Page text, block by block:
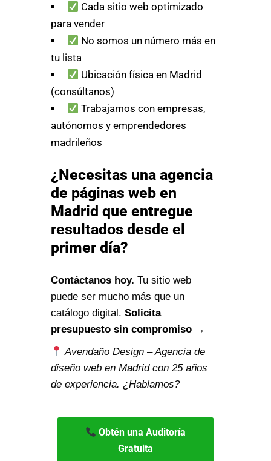
Cada sitio web optimizado
para vender
No somos un número más en
tu lista
Ubicación física en Madrid
(consúltanos)
Trabajamos con empresas,
autónomos y emprendedores
madrileños
¿Necesitas una agencia
de páginas web en
Madrid que entregue
resultados desde el
primer día?
Contáctanos hoy. Tu sitio web
puede ser mucho más que un
catálogo digital. Solicita
presupuesto sin compromiso →
Avendaño Design – Agencia de
diseño web en Madrid con 25 años
de experiencia. ¿Hablamos?
Obtén una Auditoría
Gratuita